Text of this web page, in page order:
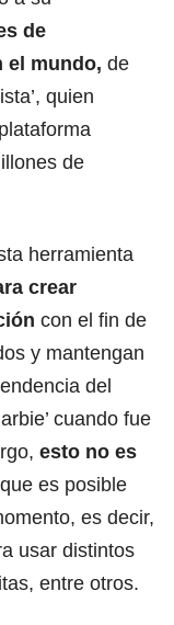
de
el mundo, de
quien
de
herramienta
crear
con el fin de
y mantengan
del
cuando fue
esto no es
es posible
es decir,
usar distintos
entre otros.